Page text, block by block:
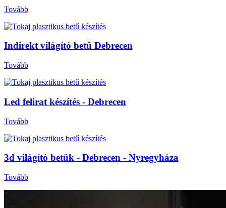
Tovább
Indirekt világító betű Debrecen
Tovább
Led felirat készítés - Debrecen
Tovább
3d világító betűk - Debrecen - Nyregyháza
Tovább